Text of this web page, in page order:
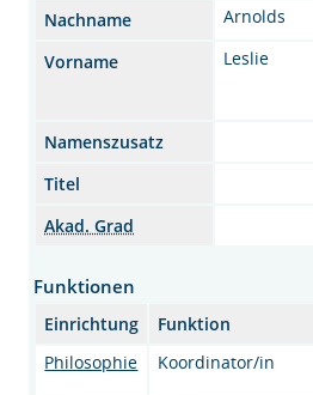
Nachname
Arnolds
Vorname
Leslie
Namenszusatz
Titel
Akad. Grad
Funktionen
Einrichtung
Funktion
Philosophie
Koordinator/in